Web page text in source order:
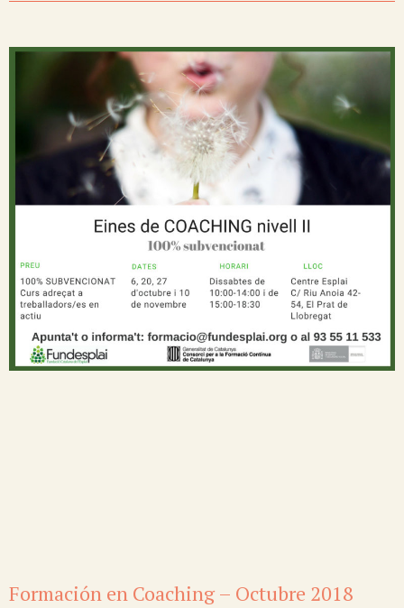
Formación en Coaching – Octubre 2018